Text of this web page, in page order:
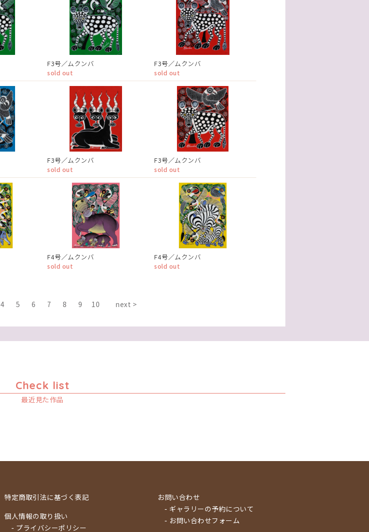
F3号／ムクンバ
sold out
F3号／ムクンバ
sold out
F3号／ムクンバ
sold out
F3号／ムクンバ
sold out
F4号／ムクンバ
sold out
F4号／ムクンバ
sold out
4 5 6 7 8 9 10 next >
Check list
最近見た作品
特定商取引法に基づく表記
個人情報の取り扱い
- プライバシーポリシー
お問い合わせ
- ギャラリーの予約について
- お問い合わせフォーム